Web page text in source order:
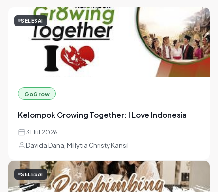
SELESAI
GoGrow
Kelompok Growing Together: I Love Indonesia
31 Jul 2026
Davida Dana, Millytia Christy Kansil
SELESAI